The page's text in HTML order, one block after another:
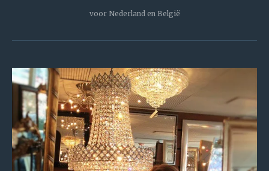
voor Nederland en België